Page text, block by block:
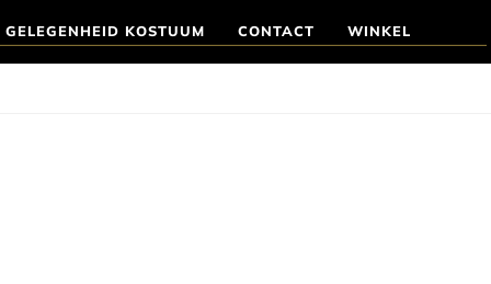
KOSTUUM CONTACT WINKEL